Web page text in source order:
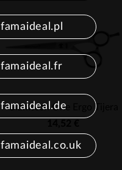
Glamtech One Ergo Tijera
famaideal.pl
famaideal.fr
famaideal.de
famaideal.co.uk